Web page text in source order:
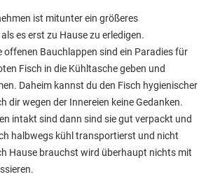
ist mitunter ein größeres
es erst zu Hause zu erledigen.
offenen Bauchlappen sind ein Paradies für
Fisch in die Kühltasche geben und
Daheim kannst du den Fisch hygienischer
dir wegen der Innereien keine Gedanken.
intakt sind dann sind sie gut verpackt und
halbwegs kühl transportierst und nicht
Hause brauchst wird überhaupt nichts mit